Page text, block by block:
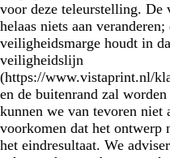
voor deze teleurstelling. De
helaas niets aan
veiligheidsmarge houdt in
veiligheidslijn
(https://www.vistaprint.nl/
en de buitenrand zal
kunnen we van tevoren niet
voorkomen dat het ontwerp
het eindresultaat. We